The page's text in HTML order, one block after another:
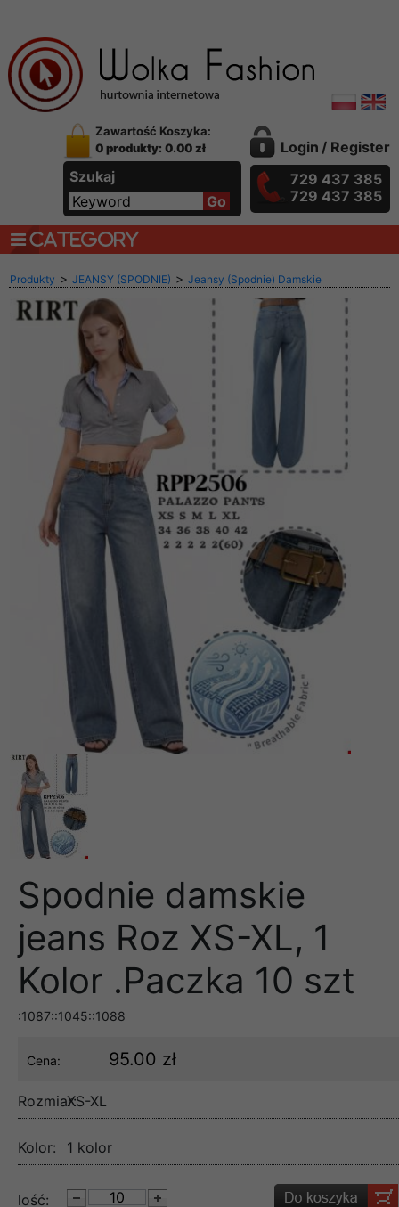
Zawartość Koszyka:
0 produkty: 0.00 zł
Szukaj
Login / Register
729 437 385
729 437 385
CATEGORY
Produkty > JEANSY (SPODNIE) > Jeansy (Spodnie) Damskie
Spodnie damskie
jeans Roz XS-XL, 1
Kolor .Paczka 10 szt
:1087::1045::1088
Cena: 95.00 zł
Rozmiar:XS-XL
Kolor: 1 kolor
lość: